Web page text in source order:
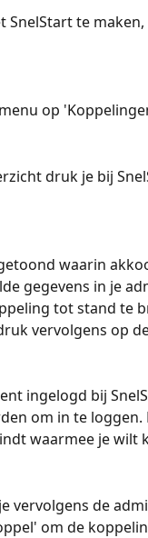
SnelStart te
op
druk je bij
waarin
gegevens in je
tot stand te
vervolgens op
ingelogd bij
om in te
waarmee je wilt
vervolgens de
om de